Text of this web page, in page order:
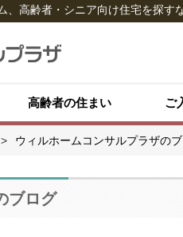
高齢者・シニア向け住宅を探す
高齢者の住まい ご
ウィルホームコンサルプラザの
ブログ